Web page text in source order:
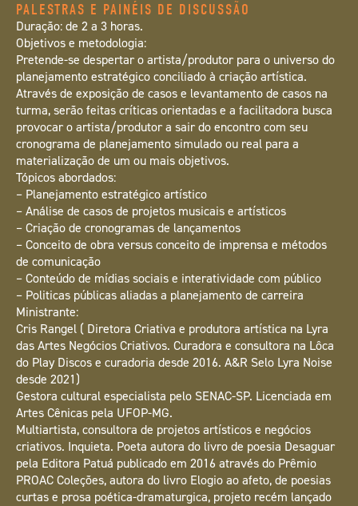
PALESTRAS E PAINÉIS DE DISCUSSÃO
Duração: de 2 a 3 horas.
Objetivos e metodologia:
Pretende-se despertar o artista/produtor para o universo do
planejamento estratégico conciliado à criação artística.
Através de exposição de casos e levantamento de casos na
turma, serão feitas críticas orientadas e a facilitadora busca
provocar o artista/produtor a sair do encontro com seu
cronograma de planejamento simulado ou real para a
materialização de um ou mais objetivos.
Tópicos abordados:
– Planejamento estratégico artístico
– Análise de casos de projetos musicais e artísticos
– Criação de cronogramas de lançamentos
– Conceito de obra versus conceito de imprensa e métodos
de comunicação
– Conteúdo de mídias sociais e interatividade com público
– Politicas públicas aliadas a planejamento de carreira
Ministrante:
Cris Rangel ( Diretora Criativa e produtora artística na Lyra
das Artes Negócios Criativos. Curadora e consultora na Lôca
do Play Discos e curadoria desde 2016. A&R Selo Lyra Noise
desde 2021)
Gestora cultural especialista pelo SENAC-SP. Licenciada em
Artes Cênicas pela UFOP-MG.
Multiartista, consultora de projetos artísticos e negócios
criativos. Inquieta. Poeta autora do livro de poesia Desaguar
pela Editora Patuá publicado em 2016 através do Prêmio
PROAC Coleções, autora do livro Elogio ao afeto, de poesias
curtas e prosa poética-dramaturgica, projeto recém lançado